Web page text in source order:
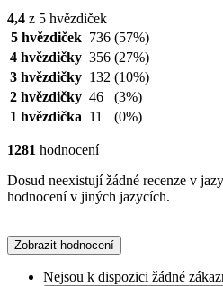
4,4 z 5 hvězdiček
5 hvězdiček 736 (57%)
4 hvězdičky 356 (27%)
3 hvězdičky 132 (10%)
2 hvězdičky 46
(3%)
1 hvězdička 11 (0%)
1281 hodnocení
Dosud neexistují žádné recenze v
hodnocení v jiných jazycích.
Zobrazit hodnocení
Nejsou k dispozici žádné